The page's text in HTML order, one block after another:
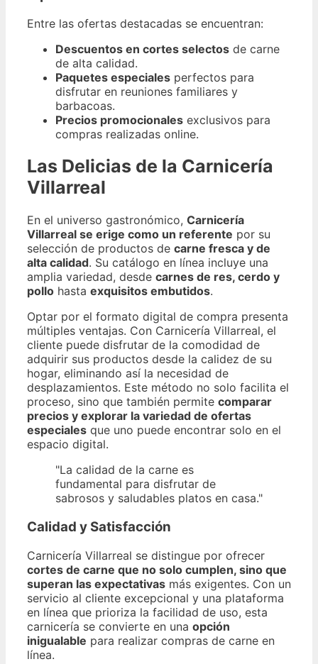
Entre las ofertas destacadas se encuentran:
Descuentos en cortes selectos de carne
de alta calidad.
Paquetes especiales perfectos para
disfrutar en reuniones familiares y
barbacoas.
Precios promocionales exclusivos para
compras realizadas online.
Las Delicias de la Carnicería
Villarreal
En el universo gastronómico, Carnicería
Villarreal se erige como un referente por su
selección de productos de carne fresca y de
alta calidad. Su catálogo en línea incluye una
amplia variedad, desde carnes de res, cerdo y
pollo hasta exquisitos embutidos.
Optar por el formato digital de compra presenta
múltiples ventajas. Con Carnicería Villarreal, el
cliente puede disfrutar de la comodidad de
adquirir sus productos desde la calidez de su
hogar, eliminando así la necesidad de
desplazamientos. Este método no solo facilita el
proceso, sino que también permite comparar
precios y explorar la variedad de ofertas
especiales que uno puede encontrar solo en el
espacio digital.
"La calidad de la carne es
fundamental para disfrutar de
sabrosos y saludables platos en casa."
Calidad y Satisfacción
Carnicería Villarreal se distingue por ofrecer
cortes de carne que no solo cumplen, sino que
superan las expectativas más exigentes. Con un
servicio al cliente excepcional y una plataforma
en línea que prioriza la facilidad de uso, esta
carnicería se convierte en una opción
inigualable para realizar compras de carne en
línea.